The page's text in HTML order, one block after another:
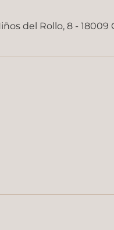
del Rollo, 8 - 18009